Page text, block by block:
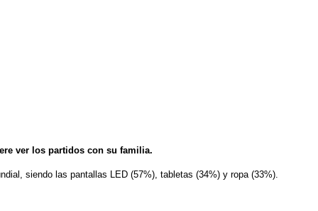
ver los partidos con su familia.
siendo las pantallas LED (57%), tabletas (34%) y ropa (33%).